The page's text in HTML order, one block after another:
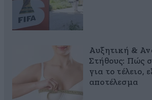
Αυξητική &
Στήθους: Πώς
για το τέλειο,
αποτέλεσμα